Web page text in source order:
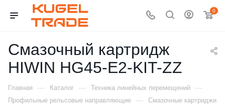
0
Смазочный картридж
HIWIN HG45-E2-KIT-ZZ
Главная — Каталог — Техника линейных перемещений —
Профильные рельсовые направляющие — Смазочные картриджи